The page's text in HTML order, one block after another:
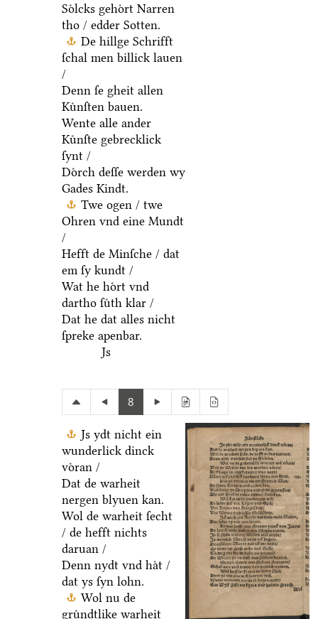
Soͤlcks gehoͤrt Narren
tho / edder Sotten.
De hillge Schrifft
ſchal men billick lauen
/
Denn ſe gheit allen
Kuͤnſten bauen.
Wente alle ander
Kuͤnſte gebrecklick
ſynt /
Doͤrch deſſe werden wy
Gades Kindt.
Twe ogen / twe
Ohren vnd eine Mundt
/
Hefft de Minſche / dat
em ſy kundt /
Wat he hoͤrt vnd
dartho ſuͤth klar /
Dat he dat alles nicht
ſpreke apenbar.
Js
8
Js ydt nicht ein
wunderlick dinck
voͤran /
Dat de warheit
nergen blyuen kan.
Wol de warheit ſecht
/ de hefft nichts
daruan /
Denn nydt vnd haͤt /
dat ys ſyn lohn.
Wol nu de
gruͤndtlike warheit